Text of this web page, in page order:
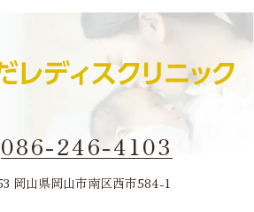
086-246-4103
岡山県岡山市南区西市584-1